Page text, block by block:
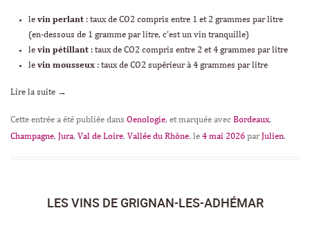
le vin perlant : taux de CO2 compris entre 1 et 2 grammes par litre
(en-dessous de 1 gramme par litre, c’est un vin tranquille)
le vin pétillant: taux de CO2 compris entre 2 et 4 grammes par litre
le vin mousseux: taux de CO2 supérieur à 4 grammes par litre
Lire la suite →
Cette entrée a été publiée dans Oenologie, et marquée avec Bordeaux,
Champagne, Jura, Val de Loire, Vallée du Rhône, le 4 mai 2026 par Julien.
LES VINS DE GRIGNAN-LES-ADHÉMAR